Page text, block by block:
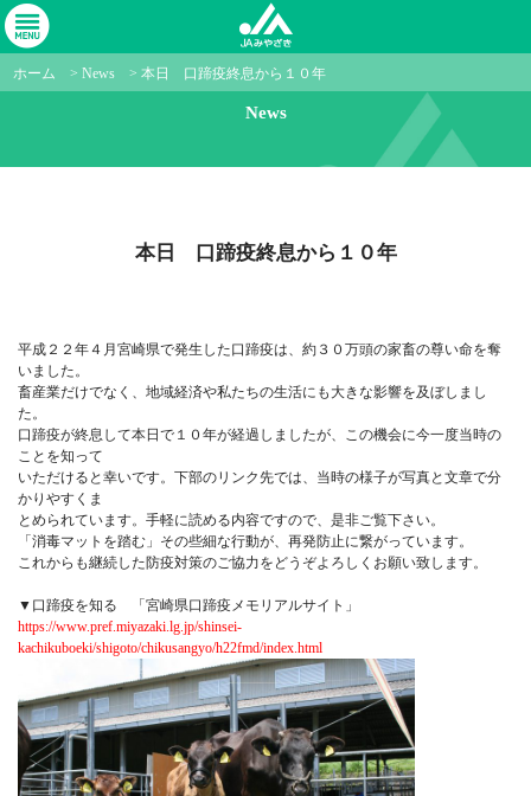
ホーム > News > 本日 口蹄疫終息から１０年
News
本日 口蹄疫終息から１０年
平成２２年４月宮崎県で発生した口蹄疫は、約３０万頭の家畜の尊い命を奪
いました。
畜産業だけでなく、地域経済や私たちの生活にも大きな影響を及ぼしまし
た。
口蹄疫が終息して本日で１０年が経過しましたが、この機会に今一度当時の
ことを知って
いただけると幸いです。下部のリンク先では、当時の様子が写真と文章で分
かりやすくま
とめられています。手軽に読める内容ですので、是非ご覧下さい。
「消毒マットを踏む」その些細な行動が、再発防止に繋がっています。
これからも継続した防疫対策のご協力をどうぞよろしくお願い致します。
▼口蹄疫を知る 「宮崎県口蹄疫メモリアルサイト」
https://www.pref.miyazaki.lg.jp/shinsei-
kachikuboeki/shigoto/chikusangyo/h22fmd/index.html